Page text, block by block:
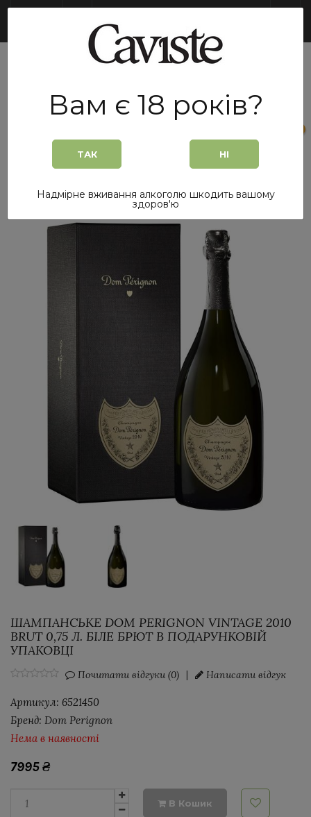
Шампанське Dom Perignon Vintage 2010 Brut 0,75 л. біле брют
в подарунковій упаковці
ШАМПАНСЬКЕ DOM PERIGNON VINTAGE 2010
BRUT 0,75 Л. БІЛЕ БРЮТ В ПОДАРУНКОВІЙ
УПАКОВЦІ
Почитати відгуки (0) | Написати відгук
Артикул: 6521450
Бренд: Dom Perignon
Нема в наявності
7995₴
В Кошик
Вам є 18 років?
ТАК НІ
Надмірне вживання алкоголю шкодить вашому
здоров'ю